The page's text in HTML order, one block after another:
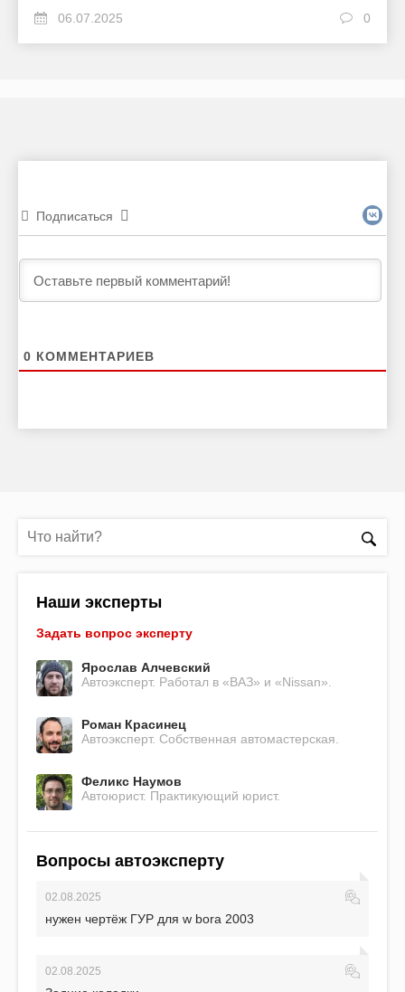
06.07.2025 0
Подписаться
0 КОММЕНТАРИЕВ
Наши эксперты
Задать вопрос эксперту
Ярослав Алчевский
Автоэксперт. Работал в «ВАЗ» и «Nissan».
Роман Красинец
Автоэксперт. Собственная автомастерская.
Феликс Наумов
Автоюрист. Практикующий юрист.
Вопросы автоэксперту
02.08.2025
нужен чертёж ГУР для w bora 2003
02.08.2025